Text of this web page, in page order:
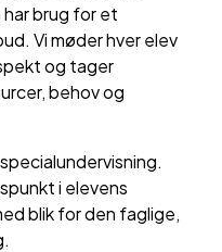
har brug for et
Vi møder hver elev
og tager
behov og
i elevens
blik for den faglige,